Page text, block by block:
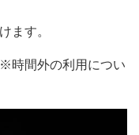
ます。
間外の利用につい